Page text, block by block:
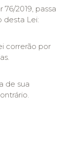
2019, passa
desta Lei:
correrão por
de sua